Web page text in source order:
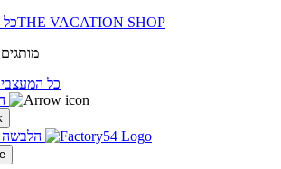
כל הTHE VACATION SHOP
כל
הלבשה